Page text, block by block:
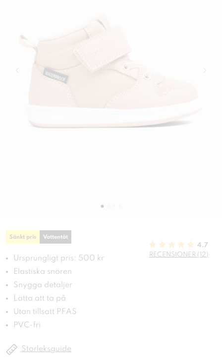
Sänkt pris Vattentät
Ursprungligt pris: 500 kr
Elastiska snören
Snygga detaljer
Lätta att ta på
Utan tillsatt PFAS
PVC-fri
4.7
RECENSIONER (12)
Storleksguide